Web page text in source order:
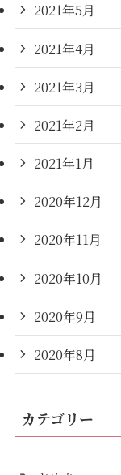
2021年5月
2021年4月
2021年3月
2021年2月
2021年1月
2020年12月
2020年11月
2020年10月
2020年9月
2020年8月
カテゴリー